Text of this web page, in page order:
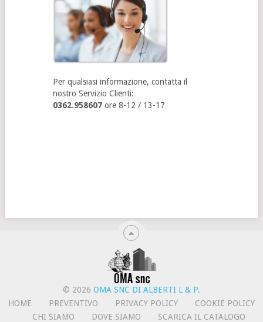
Per qualsiasi informazione, contatta il
nostro Servizio Clienti:
0362.958607ore 8-12 / 13-17
© 2026 OMA SNC DI ALBERTI L & P.
HOME
PREVENTIVO PRIVACY POLICY
COOKIE POLICY
CHI SIAMO
DOVE SIAMO SCARICA IL CATALOGO